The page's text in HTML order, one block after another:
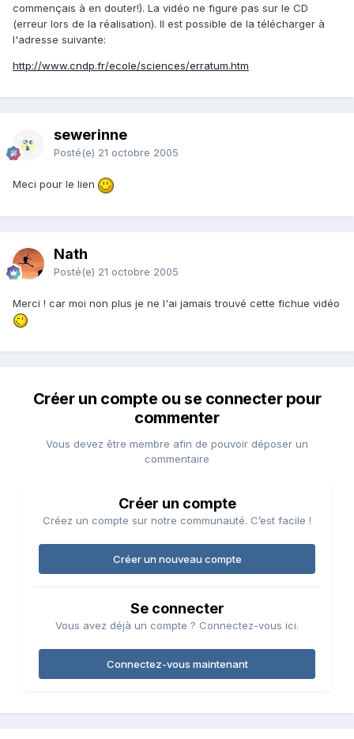
commençais à en douter!). La vidéo ne figure pas sur le CD
(erreur lors de la réalisation). Il est possible de la télécharger à
l'adresse suivante:
http://www.cndp.fr/ecole/sciences/erratum.htm
sewerinne
Posté(e) 21 octobre 2005
Meci pour le lien
Nath
Posté(e) 21 octobre 2005
Merci ! car moi non plus je ne l'ai jamais trouvé cette fichue vidéo
Créer un compte ou se connecter pour
commenter
Vous devez être membre afin de pouvoir déposer un
commentaire
Créer un compte
Créez un compte sur notre communauté. C’est facile !
Créer un nouveau compte
Se connecter
Vous avez déjà un compte ? Connectez-vous ici.
Connectez-vous maintenant